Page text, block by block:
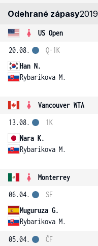
Odehrané zápasy2019
US Open
20.08.
Han N.
Rybarikova M.
Q-1K
Vancouver WTA
13.08.
Nara K.
Rybarikova M.
1K
Monterrey
06.04.
Muguruza G.
Rybarikova M.
SF
05.04.
ČF